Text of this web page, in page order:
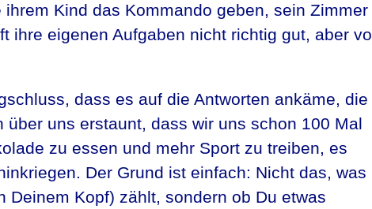
Kind das Kommando geben, sein Zimmer
ihre eigenen Aufgaben nicht richtig gut, aber
dass es auf die Antworten ankäme, die
uns erstaunt, dass wir uns schon 100 Mal
zu essen und mehr Sport zu treiben, es
Der Grund ist einfach: Nicht das, was
Deinem Kopf) zählt, sondern ob Du etwas